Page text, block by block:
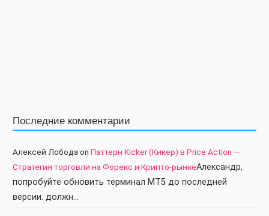
Последние комментарии
Алексей Лобода on Паттерн Kicker (Кикер) в Price Action —
Стратегия торговли на Форекс и Крипто-рынкеАлександр,
попробуйте обновить терминал МТ5 до последней
версии. должн…